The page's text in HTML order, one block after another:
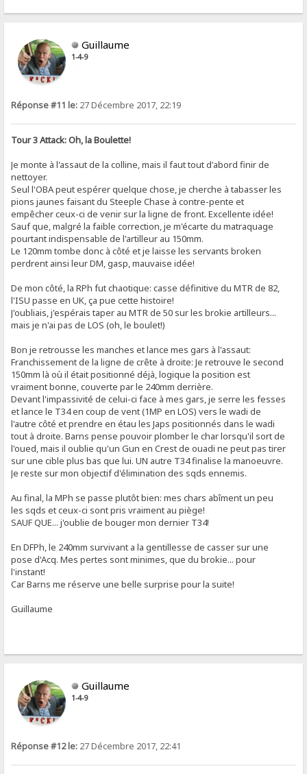
Guillaume
1-4-9
Réponse #11 le: 27 Décembre 2017, 22:19
Tour 3 Attack: Oh, la Boulette!
Je monte à l'assaut de la colline, mais il faut tout d'abord finir de
nettoyer.
Seul l'OBA peut espérer quelque chose, je cherche à tabasser les
pions jaunes faisant du Steeple Chase à contre-pente et
empêcher ceux-ci de venir sur la ligne de front. Excellente idée!
Sauf que, malgré la faible correction, je m'écarte du matraquage
pourtant indispensable de l'artilleur au 150mm.
Le 120mm tombe donc à côté et je laisse les servants broken
perdrent ainsi leur DM, gasp, mauvaise idée!
De mon côté, la RPh fut chaotique: casse définitive du MTR de 82,
l'ISU passe en UK, ça pue cette histoire!
J'oubliais, j'espérais taper au MTR de 50 sur les brokie artilleurs...
mais je n'ai pas de LOS (oh, le boulet!)
Bon je retrousse les manches et lance mes gars à l'assaut:
Franchissement de la ligne de crête à droite: Je retrouve le second
150mm là où il était positionné déjà, logique la position est
vraiment bonne, couverte par le 240mm derrière.
Devant l'impassivité de celui-ci face à mes gars, je serre les fesses
et lance le T34 en coup de vent (1MP en LOS) vers le wadi de
l'autre côté et prendre en étau les Japs positionnés dans le wadi
tout à droite. Barns pense pouvoir plomber le char lorsqu'il sort de
l'oued, mais il oublie qu'un Gun en Crest de ouadi ne peut pas tirer
sur une cible plus bas que lui. UN autre T34 finalise la manoeuvre.
Je reste sur mon objectif d'élimination des sqds ennemis.
Au final, la MPh se passe plutôt bien: mes chars abîment un peu
les sqds et ceux-ci sont pris vraiment au piège!
SAUF QUE... j'oublie de bouger mon dernier T34!
En DFPh, le 240mm survivant a la gentillesse de casser sur une
pose d'Acq. Mes pertes sont minimes, que du brokie... pour
l'instant!
Car Barns me réserve une belle surprise pour la suite!
Guillaume
Guillaume
1-4-9
Réponse #12 le: 27 Décembre 2017, 22:41